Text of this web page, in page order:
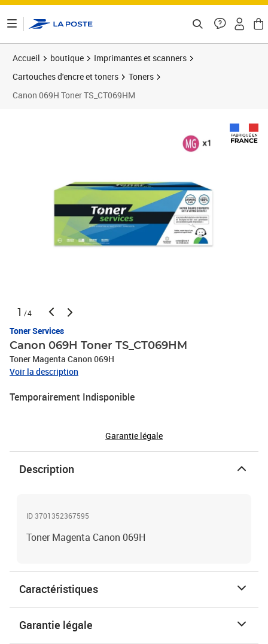
Accueil boutique
Imprimantes et scanners
Cartouches d'encre et toners
Toners
Canon 069H Toner TS_CT069HM
1 /4
Toner Services
Canon 069H Toner TS_CT069HM
Toner Magenta Canon 069H
Voir la description
Temporairement Indisponible
Garantie légale
Description
ID 3701352367595
Toner Magenta Canon 069H
Caractéristiques
Garantie légale